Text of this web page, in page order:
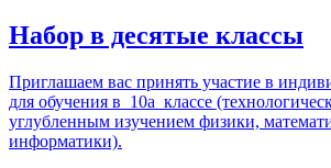
Набор в десятые классы
Приглашаем вас принять участие в
для обучения в 10а классе
углубленным изучением физики,
информатики).